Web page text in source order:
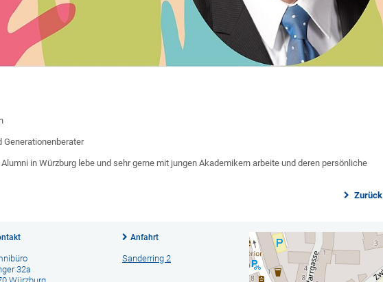
Generationenberater
Alumni in Würzburg lebe und sehr gerne mit jungen Akademikern arbeite und deren persönliche
Zurück
32a
Anfahrt
Sanderring 2